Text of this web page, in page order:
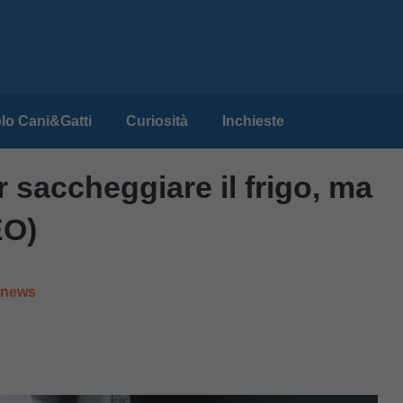
Cani&Gatti Curiosità Inchieste
saccheggiare il frigo, ma